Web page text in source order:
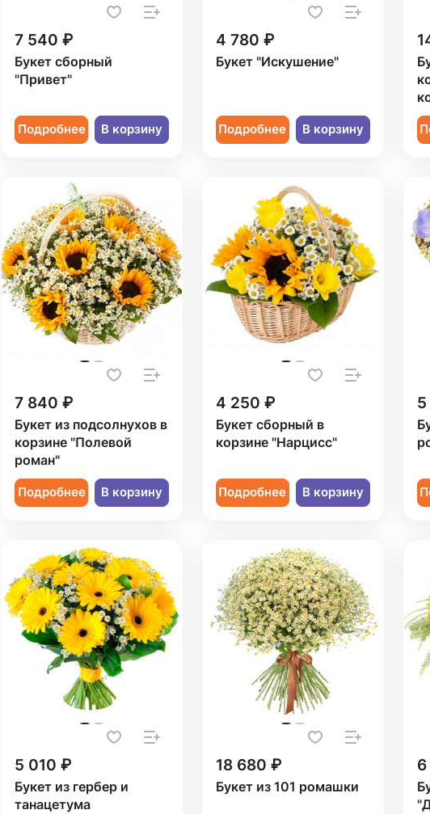
7 540 ₽
Букет сборный
"Привет"
Подробнее В корзину
4 780 ₽
Букет "Искушение"
Подробнее В корзину
7 840 ₽
Букет из подсолнухов в
корзине "Полевой
роман"
Подробнее В корзину
4 250 ₽
Букет сборный в
корзине "Нарцисс"
Подробнее В корзину
5 010 ₽
Букет из гербер и
танацетума
18 680 ₽
Букет из 101 ромашки